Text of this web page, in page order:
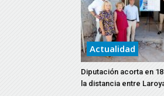
Actualidad
Diputación acorta en
la distancia entre